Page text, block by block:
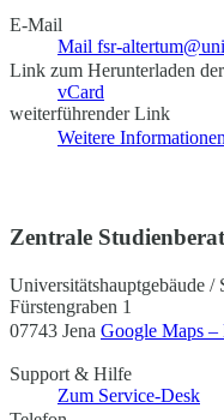
E-Mail
Mail fsr-
Link zum Herunterladen
vCard
weiterführender Link
Weitere Informationen
Zentrale
Universitätshauptgebäude /
Fürstengraben 1
07743 Jena Google Maps –
Support & Hilfe
Zum Service-Desk